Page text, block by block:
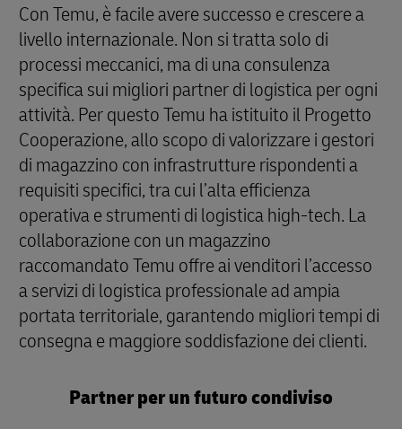
Con Temu, è facile avere successo e crescere a
livello internazionale. Non si tratta solo di
processi meccanici, ma di una consulenza
specifica sui migliori partner di logistica per ogni
attività. Per questo Temu ha istituito il Progetto
Cooperazione, allo scopo di valorizzare i gestori
di magazzino con infrastrutture rispondenti a
requisiti specifici, tra cui l’alta efficienza
operativa e strumenti di logistica high-tech. La
collaborazione con un magazzino
raccomandato Temu offre ai venditori l’accesso
a servizi di logistica professionale ad ampia
portata territoriale, garantendo migliori tempi di
consegna e maggiore soddisfazione dei clienti.
Partner per un futuro condiviso